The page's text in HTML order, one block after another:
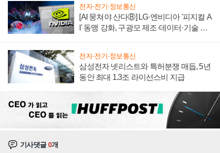
전자·전기·정보통신
[AI 뭉쳐야 산다⑧] LG·엔비디아 '피지컬 A
I' 동맹 강화, 구광모 제조·데이터·기술 결
전자·전기·정보통신
삼성전자 넷리스트와 특허분쟁 매듭, 5년
동안 최대 1.3조 라이선스비 지급
기사댓글0개